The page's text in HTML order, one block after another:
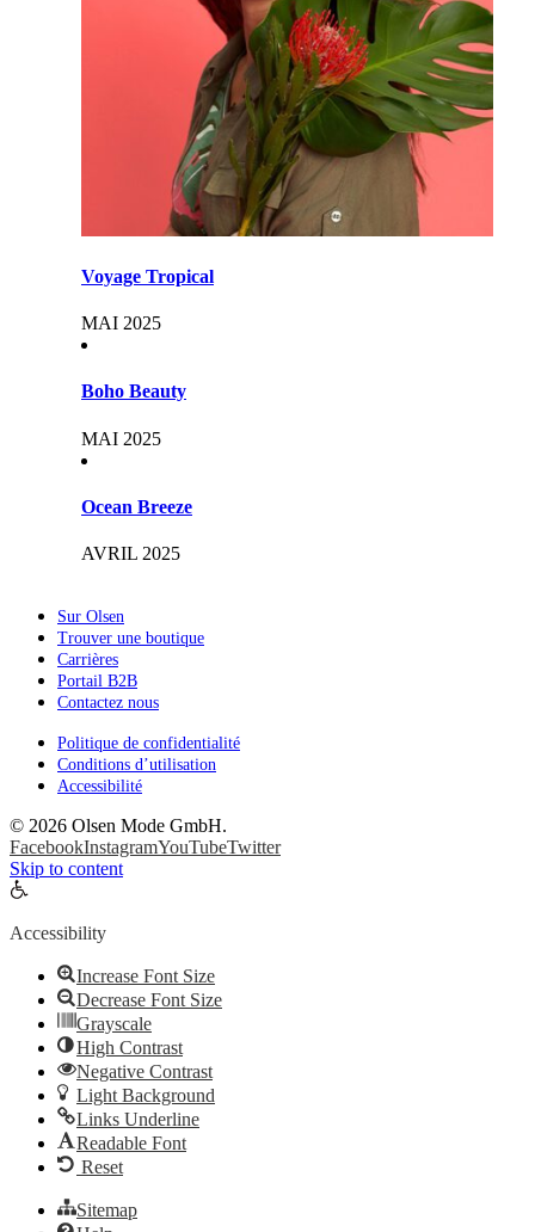
Voyage Tropical
MAI 2025
Boho Beauty
MAI 2025
Ocean Breeze
AVRIL 2025
Sur Olsen
Trouver une boutique
Carrières
Portail B2B
Contactez nous
Politique de confidentialité
Conditions d’utilisation
Accessibilité
© 2026 Olsen Mode GmbH.
FacebookInstagramYouTubeTwitter
Skip to content
Open
Accessibility
Increase Font Size
Decrease Font Size
Grayscale
High Contrast
Negative Contrast
Light Background
Links Underline
Readable Font
Reset
Sitemap